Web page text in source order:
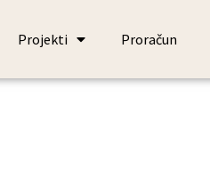
Projekti Proračun